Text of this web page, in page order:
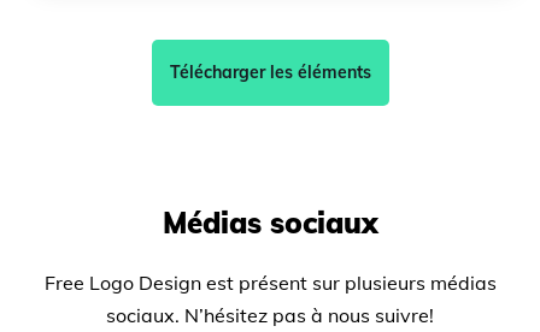
Télécharger les éléments
Médias sociaux
Free Logo Design est présent sur plusieurs médias
sociaux. N’hésitez pas à nous suivre!